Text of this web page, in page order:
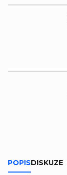
POPISDISKUZE